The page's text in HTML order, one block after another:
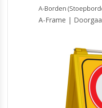
A-Borden
A-Frame |